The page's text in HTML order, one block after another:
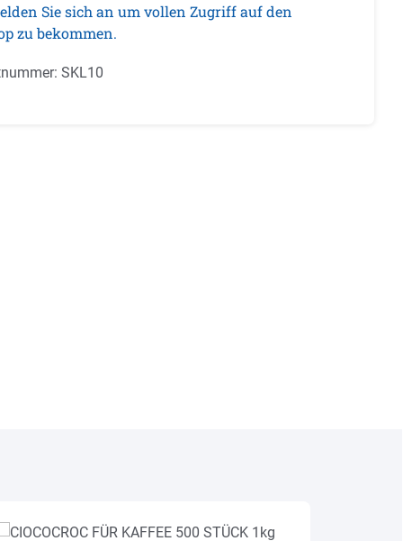
Sie sich an um vollen Zugriff auf den
zu bekommen.
SKL10